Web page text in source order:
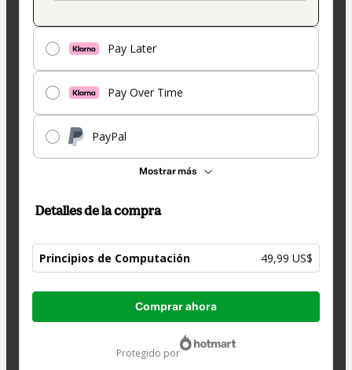
Pay Later
Pay Over Time
PayPal
Mostrar más
Detalles de la compra
Principios de Computación 49,99 US$
Total
Comprar ahora
protegido por